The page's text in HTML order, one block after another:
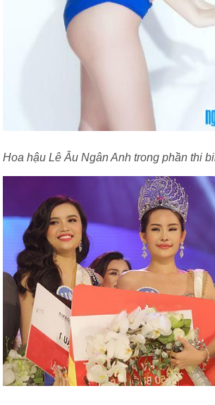
Hoa hậu Lê Âu Ngân Anh trong phần thi